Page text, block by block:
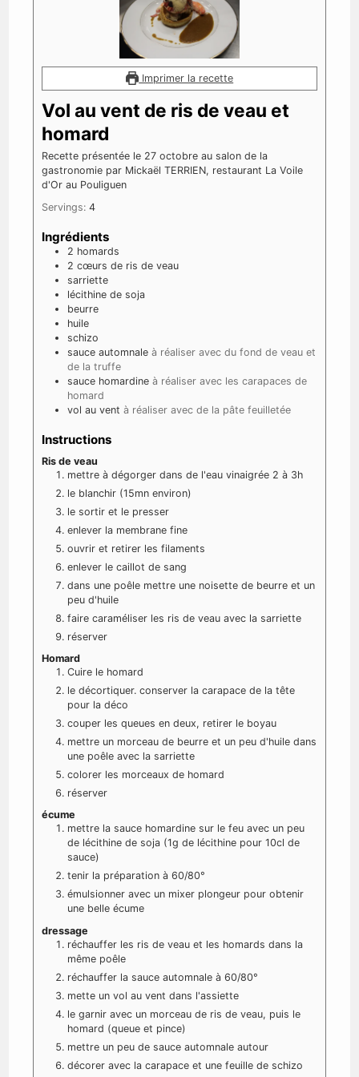
Imprimer la recette
Vol au vent de ris de veau et
homard
Recette présentée le 27 octobre au salon de la
gastronomie par Mickaël TERRIEN, restaurant La Voile
d'Or au Pouliguen
Servings:4
Ingrédients
2 homards
2 cœurs de ris de veau
sarriette
lécithine de soja
beurre
huile
schizo
sauce automnale à réaliser avec du fond de veau et
de la truffe
sauce homardine à réaliser avec les carapaces de
homard
vol au vent à réaliser avec de la pâte feuilletée
Instructions
Ris de veau
mettre à dégorger dans de l'eau vinaigrée 2 à 3h
le blanchir (15mn environ)
le sortir et le presser
enlever la membrane fine
ouvrir et retirer les filaments
enlever le caillot de sang
dans une poêle mettre une noisette de beurre et un
peu d'huile
faire caraméliser les ris de veau avec la sarriette
réserver
Homard
Cuire le homard
le décortiquer. conserver la carapace de la tête
pour la déco
couper les queues en deux, retirer le boyau
mettre un morceau de beurre et un peu d'huile dans
une poêle avec la sarriette
colorer les morceaux de homard
réserver
écume
mettre la sauce homardine sur le feu avec un peu
de lécithine de soja (1g de lécithine pour 10cl de
sauce)
tenir la préparation à 60/80°
émulsionner avec un mixer plongeur pour obtenir
une belle écume
dressage
réchauffer les ris de veau et les homards dans la
même poêle
réchauffer la sauce automnale à 60/80°
mette un vol au vent dans l'assiette
le garnir avec un morceau de ris de veau, puis le
homard (queue et pince)
mettre un peu de sauce automnale autour
décorer avec la carapace et une feuille de schizo